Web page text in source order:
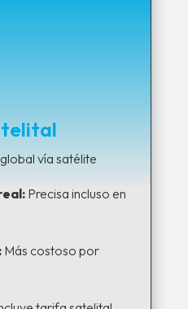
vía satélite
Precisa incluso en
Más costoso por